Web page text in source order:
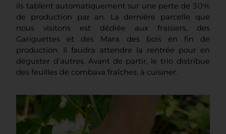
ils tablent automatiquement sur une perte de 30%
de production par an. La dernière parcelle que
nous visitons est dédiée aux fraisiers, des
Gariguettes et des Mara des bois en fin de
production. Il faudra attendre la rentrée pour en
déguster d’autres. Avant de partir, le trio distribue
des feuilles de combava fraîches, à cuisiner.